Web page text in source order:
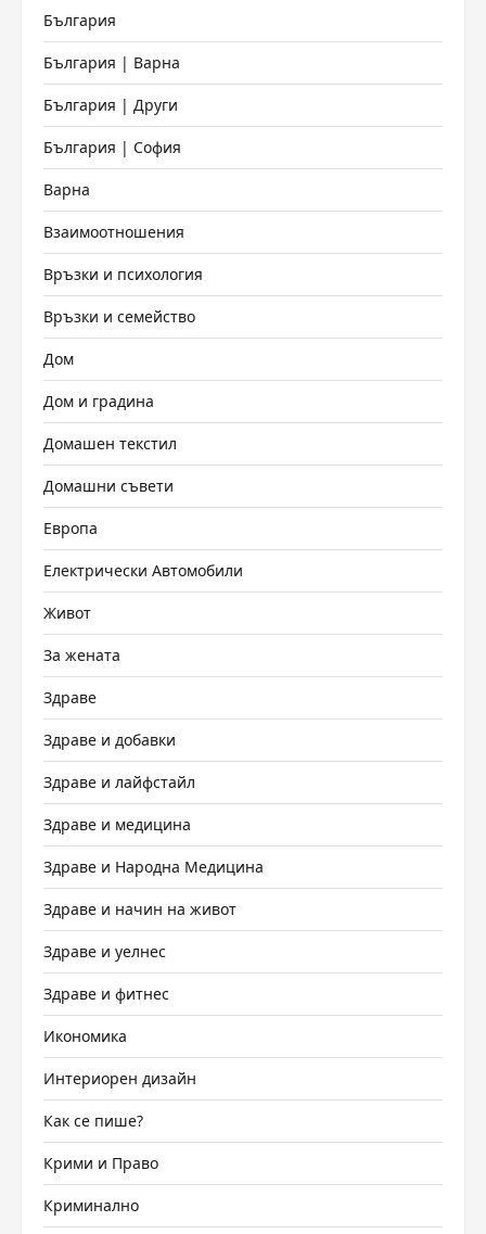
България
България | Варна
България | Други
България | София
Варна
Взаимоотношения
Връзки и психология
Връзки и семейство
Дом
Дом и градина
Домашен текстил
Домашни съвети
Европа
Електрически Автомобили
Живот
За жената
Здраве
Здраве и добавки
Здраве и лайфстайл
Здраве и медицина
Здраве и Народна Медицина
Здраве и начин на живот
Здраве и уелнес
Здраве и фитнес
Икономика
Интериорен дизайн
Как се пише?
Крими и Право
Криминално